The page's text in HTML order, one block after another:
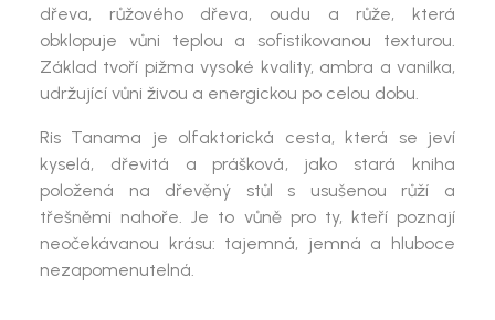
dřeva, růžového dřeva, oudu a růže, která
obklopuje vůni teplou a sofistikovanou texturou.
Základ tvoří pižma vysoké kvality, ambra a vanilka,
udržující vůni živou a energickou po celou dobu.
Ris Tanama je olfaktorická cesta, která se jeví
kyselá, dřevitá a prášková, jako stará kniha
položená na dřevěný stůl s usušenou růží a
třešněmi nahoře. Je to vůně pro ty, kteří poznají
neočekávanou krásu: tajemná, jemná a hluboce
nezapomenutelná.